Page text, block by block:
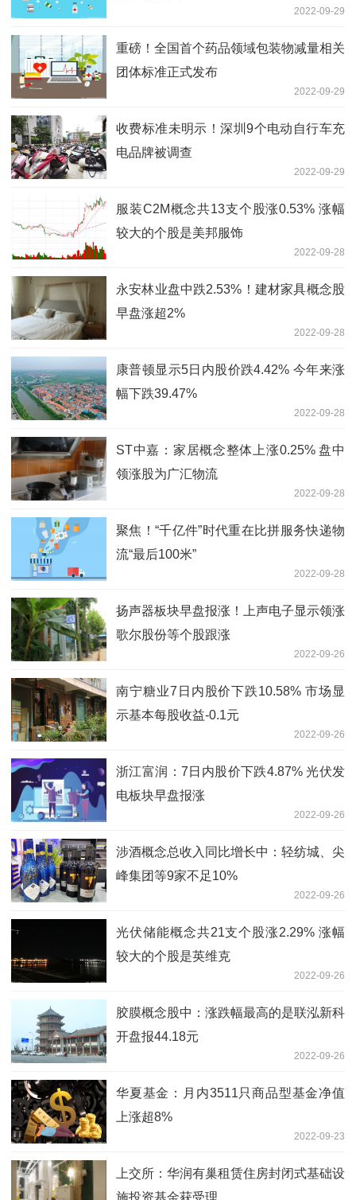
2022-09-29
重磅！全国首个药品领域包装物减量相关
团体标准正式发布
2022-09-29
收费标准未明示！深圳9个电动自行车充
电品牌被调查
2022-09-29
服装C2M概念共13支个股涨0.53% 涨幅
较大的个股是美邦服饰
2022-09-28
永安林业盘中跌2.53%！建材家具概念股
早盘涨超2%
2022-09-28
康普顿显示5日内股价跌4.42% 今年来涨
幅下跌39.47%
2022-09-28
ST中嘉：家居概念整体上涨0.25% 盘中
领涨股为广汇物流
2022-09-28
聚焦！“千亿件”时代重在比拼服务快递物
流“最后100米”
2022-09-28
扬声器板块早盘报涨！上声电子显示领涨
歌尔股份等个股跟涨
2022-09-26
南宁糖业7日内股价下跌10.58% 市场显
示基本每股收益-0.1元
2022-09-26
浙江富润：7日内股价下跌4.87% 光伏发
电板块早盘报涨
2022-09-26
涉酒概念总收入同比增长中：轻纺城、尖
峰集团等9家不足10%
2022-09-26
光伏储能概念共21支个股涨2.29% 涨幅
较大的个股是英维克
2022-09-26
胶膜概念股中：涨跌幅最高的是联泓新科
开盘报44.18元
2022-09-26
华夏基金：月内3511只商品型基金净值
上涨超8%
2022-09-23
上交所：华润有巢租赁住房封闭式基础设